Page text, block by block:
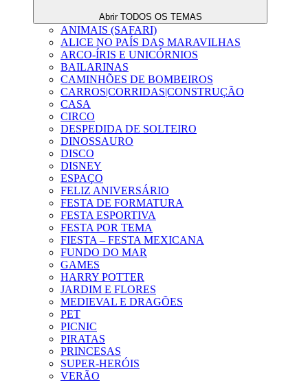
Abrir TODOS OS TEMAS
ANIMAIS (SAFARI)
ALICE NO PAÍS DAS MARAVILHAS
ARCO-ÍRIS E UNICÓRNIOS
BAILARINAS
CAMINHÕES DE BOMBEIROS
CARROS|CORRIDAS|CONSTRUÇÃO
CASA
CIRCO
DESPEDIDA DE SOLTEIRO
DINOSSAURO
DISCO
DISNEY
ESPAÇO
FELIZ ANIVERSÁRIO
FESTA DE FORMATURA
FESTA ESPORTIVA
FESTA POR TEMA
FIESTA – FESTA MEXICANA
FUNDO DO MAR
GAMES
HARRY POTTER
JARDIM E FLORES
MEDIEVAL E DRAGÕES
PET
PICNIC
PIRATAS
PRINCESAS
SUPER-HERÓIS
VERÃO